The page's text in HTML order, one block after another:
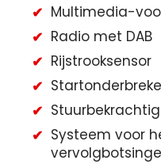
Multimedia-
Radio met DAB
Rijstrooksensor
Systeem voor